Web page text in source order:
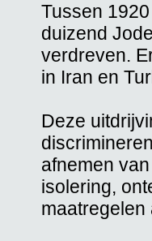
Tussen
duizend
verdreven.
in Iran en
Deze
afnemen
isolering,
maatregelen